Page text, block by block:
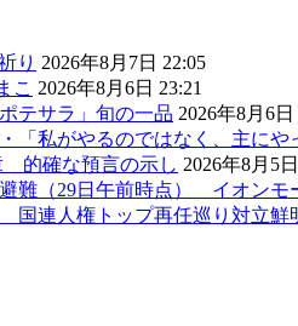
り 2026年8月7日 22:05
こ 2026年8月6日 23:21
テサラ」旬の一品 2026年8月6日
私がやるのではなく、主にや
的確な預言の示し 2026年8月5
難（29日午前時点） イオンモ
連人権トップ再任巡り対立鮮